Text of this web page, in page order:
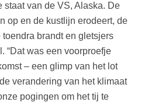
staat van de VS, Alaska. De
op en de kustlijn erodeert, de
brandt en gletsjers
“Dat was een voorproefje
– een glimp van het lot
verandering van het klimaat
pogingen om het tij te